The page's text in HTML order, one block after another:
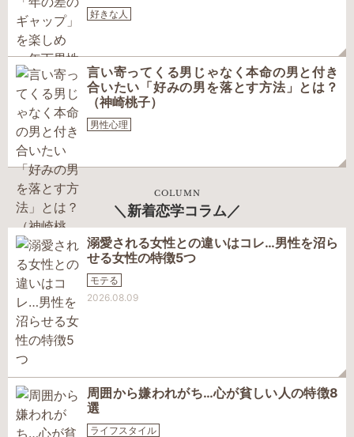
好きな人
言い寄ってくる男じゃなく本命の男と付き
合いたい「好みの男を落とす方法」とは？
（神崎桃子）
男性心理
COLUMN
新着恋学コラム
溺愛される女性との違いはコレ…男性を沼ら
せる女性の特徴5つ
モテる
2026.08.09
周囲から嫌われがち…心が貧しい人の特徴8
選
ライフスタイル